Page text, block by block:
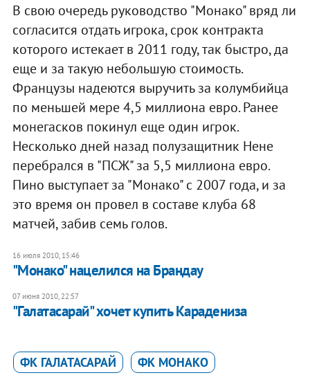
В свою очередь руководство "Монако" вряд ли
согласится отдать игрока, срок контракта
которого истекает в 2011 году, так быстро, да
еще и за такую небольшую стоимость.
Французы надеются выручить за колумбийца
по меньшей мере 4,5 миллиона евро. Ранее
монегасков покинул еще один игрок.
Несколько дней назад полузащитник Нене
перебрался в "ПСЖ" за 5,5 миллиона евро.
Пино выступает за "Монако" с 2007 года, и за
это время он провел в составе клуба 68
матчей, забив семь голов.
16 июля 2010, 15:46
"Монако" нацелился на Брандау
07 июня 2010, 22:57
"Галатасарай" хочет купить Карадениза
ФК ГАЛАТАСАРАЙ ФК МОНАКО